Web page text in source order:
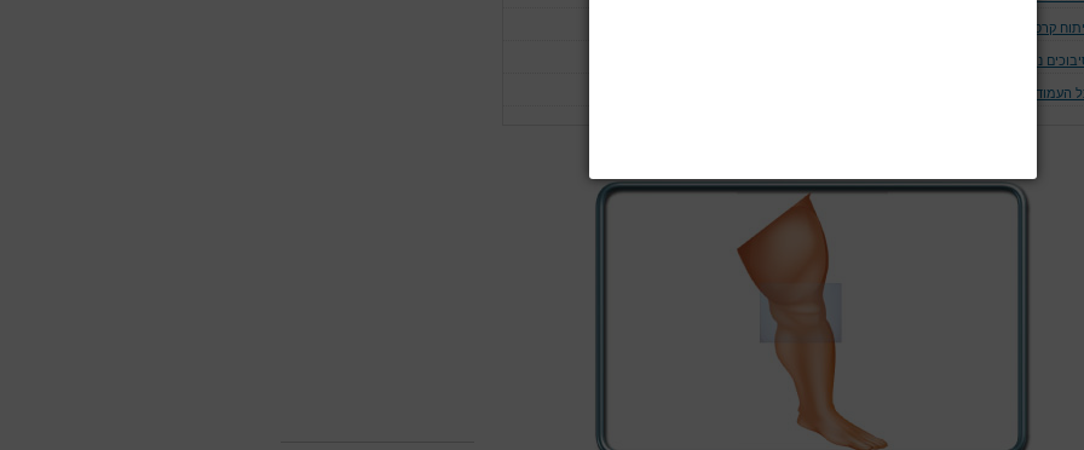
קרסול
נוספים בניתוחים אורטופדים
העמודים